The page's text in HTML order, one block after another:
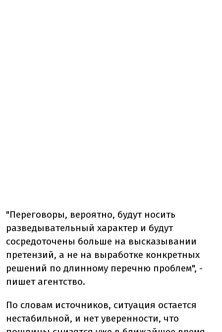
"Переговоры, вероятно, будут носить
разведывательный характер и будут
сосредоточены больше на высказывании
претензий, а не на выработке конкретных
решений по длинному перечню проблем", -
пишет агентство.
По словам источников, ситуация остается
нестабильной, и нет уверенности, что